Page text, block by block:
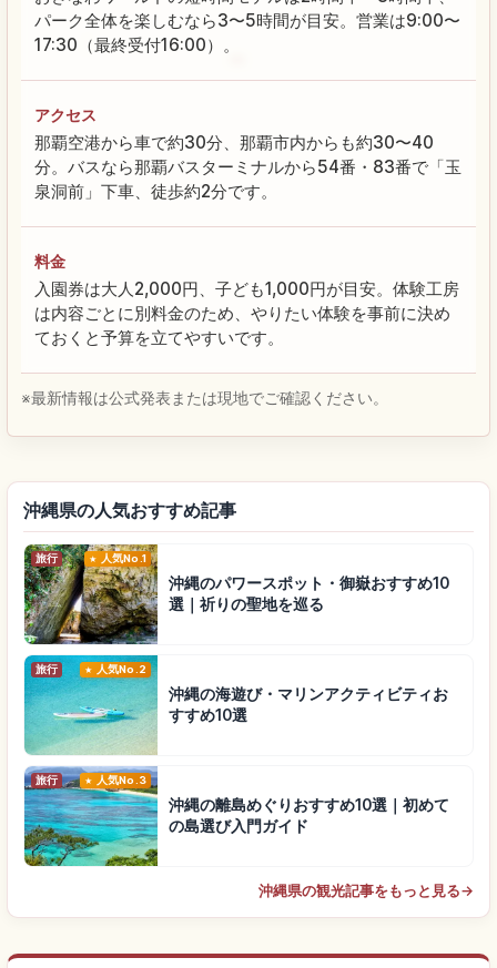
パーク全体を楽しむなら3〜5時間が目安。営業は9:00〜
17:30（最終受付16:00）。
アクセス
那覇空港から車で約30分、那覇市内からも約30〜40
分。バスなら那覇バスターミナルから54番・83番で「玉
泉洞前」下車、徒歩約2分です。
料金
入園券は大人2,000円、子ども1,000円が目安。体験工房
は内容ごとに別料金のため、やりたい体験を事前に決め
ておくと予算を立てやすいです。
※最新情報は公式発表または現地でご確認ください。
沖縄県の人気おすすめ記事
旅行 人気No.1
沖縄のパワースポット・御嶽おすすめ10
選｜祈りの聖地を巡る
旅行 人気No.2
沖縄の海遊び・マリンアクティビティお
すすめ10選
旅行 人気No.3
沖縄の離島めぐりおすすめ10選｜初めて
の島選び入門ガイド
沖縄県の観光記事をもっと見る→